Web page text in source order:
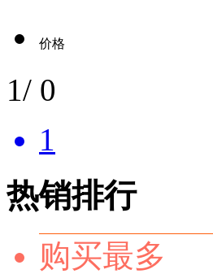
价格
1/ 0
1
热销排行
购买最多